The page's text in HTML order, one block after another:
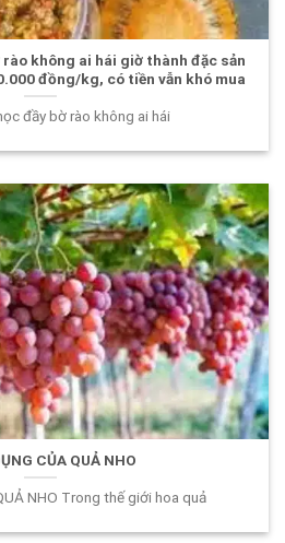
rào không ai hái giờ thành đặc sản
đồng/kg, có tiền vẫn khó mua
đầy bờ rào không ai hái
CỦA QUẢ NHO
NHO Trong thế giới hoa quả